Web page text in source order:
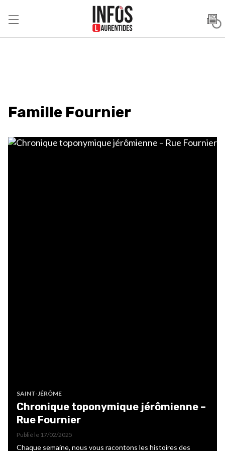
Famille Fournier
SAINT-JÉRÔME
Chronique toponymique jérômienne –
Rue Fournier
Publié le 17/02/2025
Chaque semaine, nous vous racontons les histoires des